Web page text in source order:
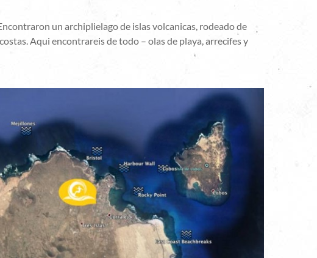
un archiplielago de islas volcanicas, rodeado de
Aqui encontrareis de todo – olas de playa, arrecifes y